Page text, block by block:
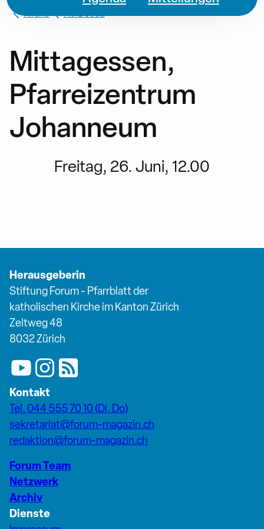
Kirche Herz Jesu
Mittagessen,
Pfarreizentrum
Johanneum
Freitag, 26. Juni, 12.00
Herausgeberin
Stiftung Forum - Pfarrblatt der
katholischen Kirche im Kanton Zürich
Zeltweg 48
8032 Zürich
Kontakt
Tel. 044 555 70 10 (Di, Do)
sekretariat@forum-magazin.ch
redaktion@forum-magazin.ch
Forum Team
Netzwerk
Archiv
Dienste